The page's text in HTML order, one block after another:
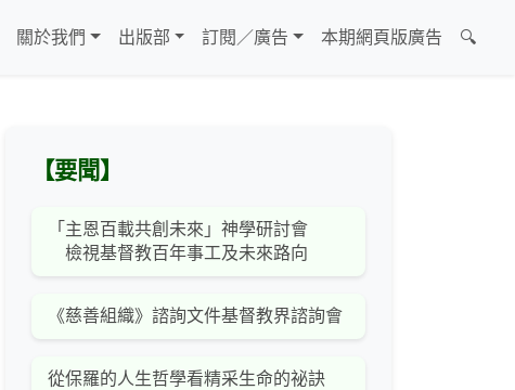
關於我們 出版部 訂閱／廣告 本期網頁版廣告 🔍
【要聞】
「主恩百載共創未來」神學研討會
檢視基督教百年事工及未來路向
《慈善組織》諮詢文件基督教界諮詢會
從保羅的人生哲學看精采生命的祕訣